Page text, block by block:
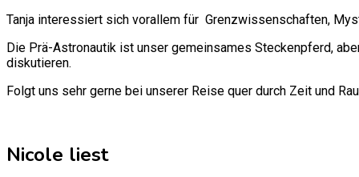
Tanja interessiert sich vorallem für Grenzwissenschaften,
Die Prä-Astronautik ist unser gemeinsames Steckenpferd,
diskutieren.
Folgt uns sehr gerne bei unserer Reise quer durch Zeit und
Nicole liest